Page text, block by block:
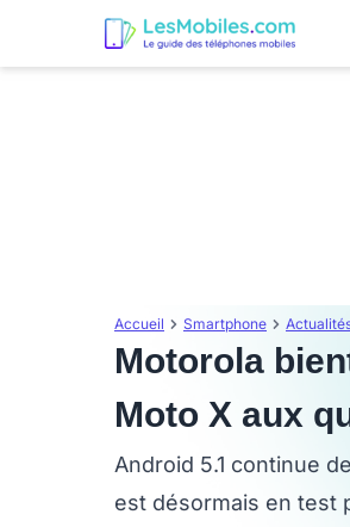
Accueil Smartphone
Motorola
Moto X aux
Android 5.1 continue
est désormais en test